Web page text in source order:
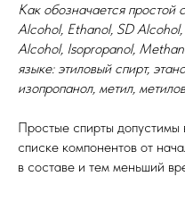
Как обозначается простой
Alcohol, Ethanol, SD
Alcohol, Isopropanol,
языке: этиловый спирт,
изопропанол, метил,
Простые спирты
списке компонентов от
в составе и тем меньший